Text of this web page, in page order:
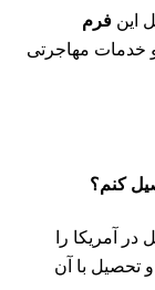
این فرم
خدمات مهاجرتی
در آمریکا را
تحصیل با آن